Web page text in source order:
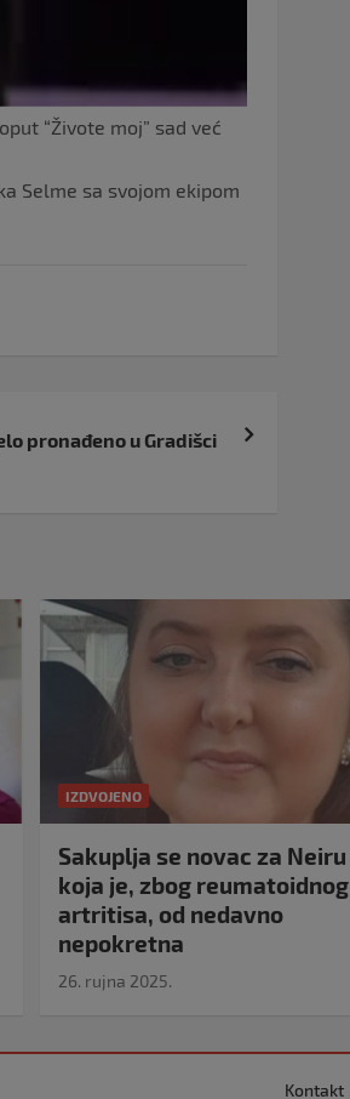
“Živote moj” sad već
Selme sa svojom ekipom
pronađeno u Gradišci
IZDVOJENO
Sakuplja se novac za Neiru
koja je, zbog reumatoidnog
artritisa, od nedavno
nepokretna
26. rujna 2025.
Kontakt